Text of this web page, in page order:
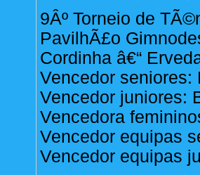
9Âº Torneio de
PavilhÃ£o
Cordinha â€“
Vencedor seniores:
Vencedor juniores:
Vencedora
Vencedor equipas
Vencedor equipas